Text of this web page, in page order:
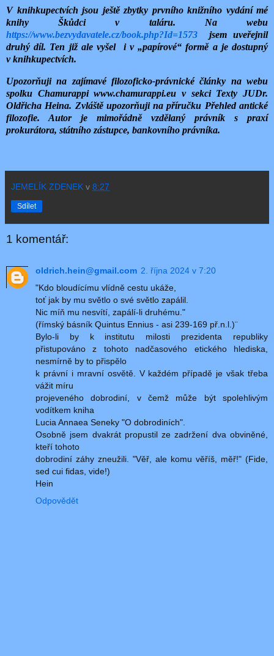
V knihkupectvích jsou ještě zbytky prvního knižního vydání mé
knihy Škůdci v taláru. Na webu
https://www.bezvydavatele.cz/book.php?Id=1573
jsem uveřejnil
druhý díl. Ten již ale vyšel
i v „papírové“ formě a je dostupný
v knihkupectvích.
Upozorňuji na zajímavé filozoficko-právnické články na webu
spolku Chamurappi www.chamurappi.eu v sekci Texty JUDr.
Oldřicha Heina. Zvláště upozorňuji na příručku Přehled antické
filozofie. Autor je mimořádně vzdělaný právník s praxí
prokurátora, státního zástupce, bankovního právníka.
JEMELÍK ZDENEK v 8:27
Sdílet
1 komentář:
oldrich.hein@gmail.com 2. října 2024 v 7:20
"Kdo bloudícímu vlídně cestu ukáže,
toť jak by mu světlo o své světlo zapálil.
Nic míň mu nesvítí, zapálí-li druhému."
(římský básník Quintus Ennius - asi 239-169 př.n.l.)¨
Bylo-li by k institutu milosti prezidenta republiky
přistupováno z tohoto nadčasového etického hlediska,
nesmírně by to přispělo
k právní i mravní osvětě. V každém případě je však třeba
vážit míru
projeveného dobrodiní, v čemž může být spolehlivým
vodítkem kniha
Lucia Annaea Seneky "O dobrodiních".
Osobně jsem dvakrát propustil ze zadržení dva obviněné,
kteří tohoto
dobrodiní záhy zneužili. "Věř, ale komu věříš, měř!" (Fide,
sed cui fidas, vide!)
Hein
Odpovědět